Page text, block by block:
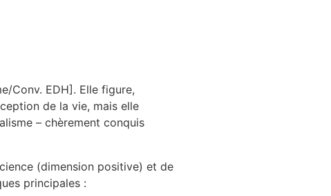
Conv. EDH]. Elle figure,
de la vie, mais elle
– chèrement conquis
(dimension positive) et de
principales :